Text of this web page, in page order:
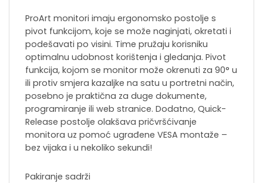
ProArt monitori imaju ergonomsko postolje s
pivot funkcijom, koje se može naginjati, okretati i
podešavati po visini. Time pružaju korisniku
optimalnu udobnost korištenja i gledanja. Pivot
funkcija, kojom se monitor može okrenuti za 90° u
ili protiv smjera kazaljke na satu u portretni način,
posebno je praktična za duge dokumente,
programiranje ili web stranice. Dodatno, Quick-
Release postolje olakšava pričvršćivanje
monitora uz pomoć ugrađene VESA montaže –
bez vijaka i u nekoliko sekundi!
Pakiranje sadrži